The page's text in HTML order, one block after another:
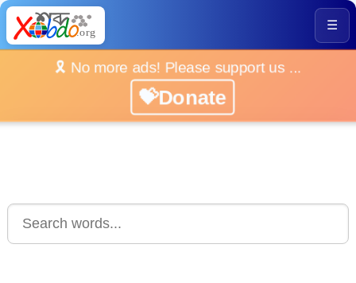
☰
🎗️ No more ads! Please support us ...
💝Donate